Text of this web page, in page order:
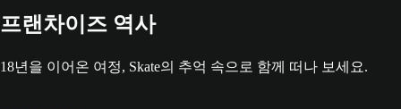
프랜차이즈 역사
18년을 이어온 여정, Skate의 추억 속으로 함께 떠나 보세요.